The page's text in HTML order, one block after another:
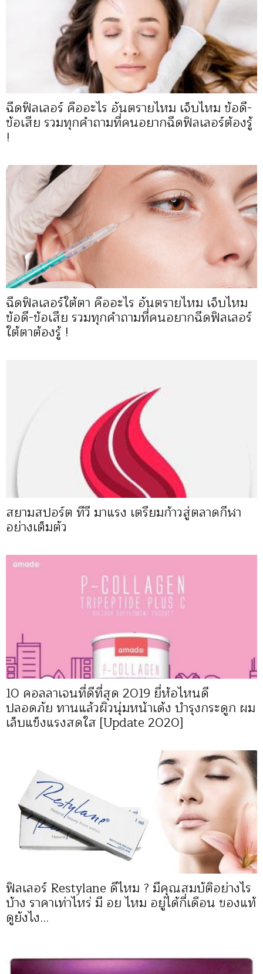
ฉีดฟิลเลอร์ คืออะไร อันตรายไหม เจ็บไหม ข้อดี-
ข้อเสีย รวมทุกคำถามที่คนอยากฉีดฟิลเลอร์ต้องรู้
!
ฉีดฟิลเลอร์ใต้ตา คืออะไร อันตรายไหม เจ็บไหม
ข้อดี-ข้อเสีย รวมทุกคำถามที่คนอยากฉีดฟิลเลอร์
ใต้ตาต้องรู้ !
สยามสปอร์ต ทีวี มาแรง เตรียมก้าวสู่ตลาดกีฬา
อย่างเต็มตัว
10 คอลลาเจนที่ดีที่สุด 2019 ยี่ห้อไหนดี
ปลอดภัย ทานแล้วผิวนุ่มหน้าเด้ง บำรุงกระดูก ผม
เล็บแข็งแรงสดใส [Update 2020]
ฟิลเลอร์ Restylane ดีไหม ? มีคุณสมบัติอย่างไร
บ้าง ราคาเท่าไหร่ มี อย ไหม อยู่ได้กี่เดือน ของแท้
ดูยังไง...